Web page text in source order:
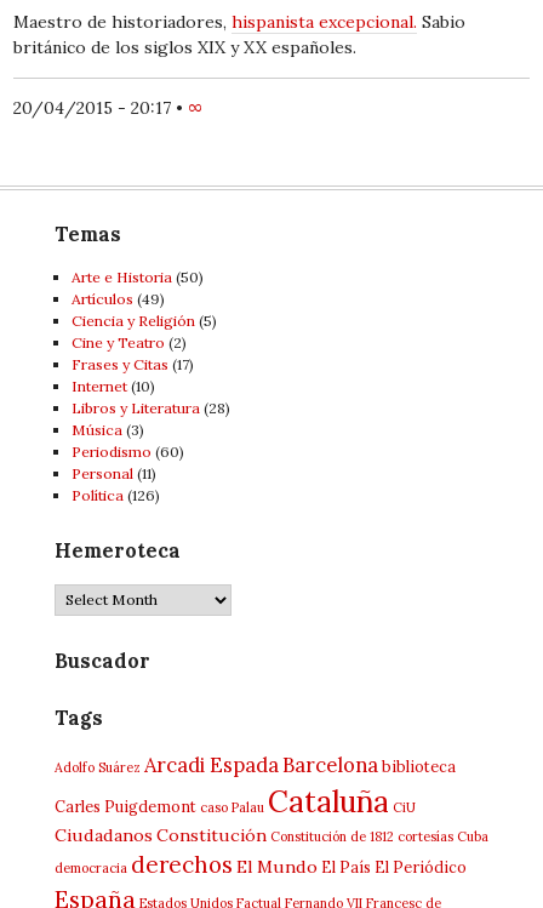
Maestro de historiadores,hispanista excepcional. Sabio
británico de los siglos XIX y XX españoles.
20/04/2015 - 20:17 • ∞
Temas
Arte e Historia(50)
Artí­culos (49)
Ciencia y Religión(5)
Cine y Teatro (2)
Frases y Citas (17)
Internet(10)
Libros y Literatura(28)
Música(3)
Periodismo (60)
Personal(11)
Política(126)
Hemeroteca
Hemeroteca
Buscador
Tags
Adolfo Suárez Arcadi EspadaBarcelona biblioteca
Carles Puigdemont caso Palau Cataluña CiU
Ciudadanos Constitución Constitución de 1812 cortesías Cuba
democracia derechos El Mundo El País El Periódico
España Estados Unidos Factual Fernando VII Francesc de